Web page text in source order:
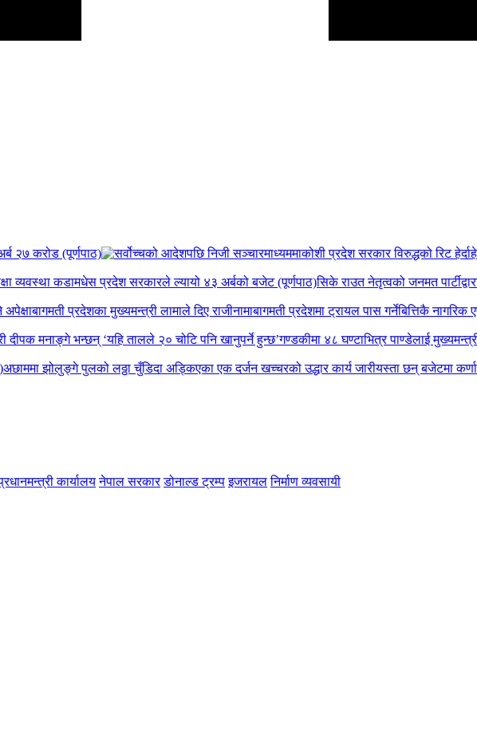
२७ करोड (पूर्णपाठ)
कोशी प्रदेश सरकार विरुद्धको रिट
व्यवस्था कडामधेस प्रदेश सरकारले ल्यायो ४३ अर्बको बजेट (पूर्णपाठ)सिके राउत नेतृत्वको जनमत
बागमती प्रदेशका मुख्यमन्त्री लामाले दिए राजीनामाबागमती प्रदेशमा ट्रायल पास गर्नेबित्तिकै नागरिक
दीपक मनाङ्गे भन्छन् ‘यहि तालले २० चोटि पनि खानुपर्ने हुन्छ’गण्डकीमा ४८ घण्टाभित्र पाण्डेलाई
अछाममा झोलुङ्गे पुलको लठ्ठा चुँडिदा अड्किएका एक दर्जन खच्चरको उद्धार कार्य जारीयस्ता छन् बजेटमा
कार्यालय नेपाल सरकार डोनाल्ड ट्रम्प इजरायल निर्माण व्यवसायी